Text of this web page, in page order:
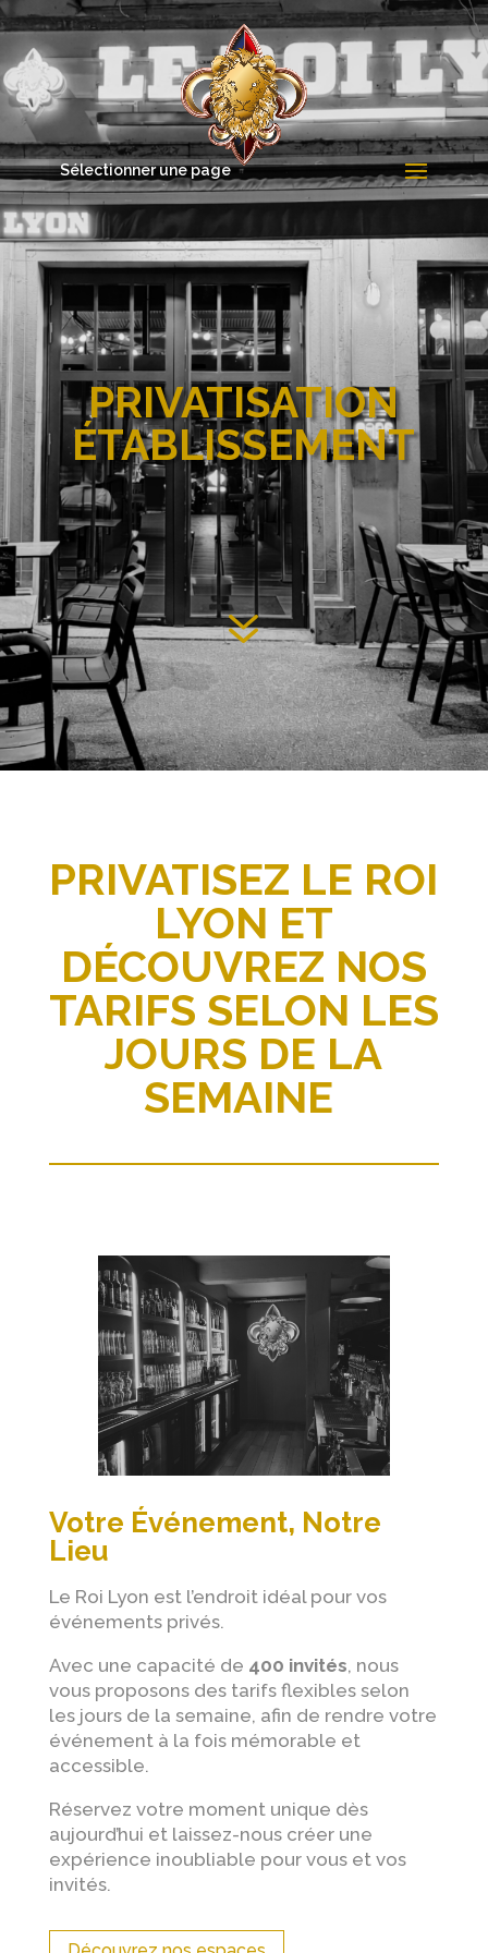
Sélectionner une page
PRIVATISATION
ÉTABLISSEMENT
7
PRIVATISEZ LE ROI
LYON ET
DÉCOUVREZ NOS
TARIFS SELON LES
JOURS DE LA
SEMAINE
Votre Événement, Notre
Lieu
Le Roi Lyon est l’endroit idéal pour vos
événements privés.
Avec une capacité de 400 invités, nous
vous proposons des tarifs flexibles selon
les jours de la semaine, afin de rendre votre
événement à la fois mémorable et
accessible.
Réservez votre moment unique dès
aujourd’hui et laissez-nous créer une
expérience inoubliable pour vous et vos
invités.